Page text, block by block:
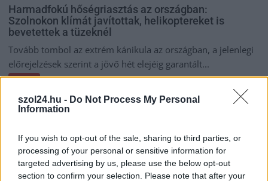
szol24.hu - Do Not Process My Personal
Information
If you wish to opt-out of the sale, sharing to third parties, or
processing of your personal or sensitive information for
targeted advertising by us, please use the below opt-out
section to confirm your selection. Please note that after your
Harmadfokú hőségriasztás az országban:
Szolnokon klímát javítottak, helikoptereket is
bevetettek a tüzeknél
Tovább tombol az extrém kánikula az országban, a jelenlegi
előrejelzések szerint a jövő hét elejéig garantált...
Szolnok